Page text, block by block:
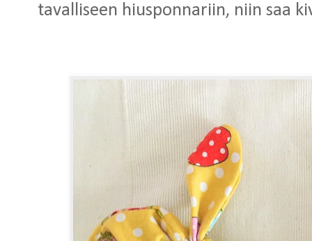
tavalliseen hiusponnariin, niin saa